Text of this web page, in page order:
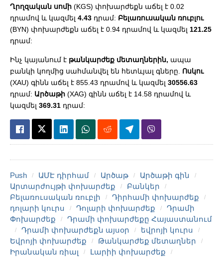
Ղրղզական սոմի (KGS) փոխարժեքն աճել է 0.02
դրամով և կազմել 4.43 դրամ: Բելառուսական ռուբլու
(BYN) փոխարժեքն աճել է 0.94 դրամով և կազմել 121.25
դրամ:
Ինչ կայանում է թանկարժեք մետաղներին, ապա
բանկի կողմից սահմանվել են հետևյալ գները. Ոսկու
(XAU) գինն աճել է 855.43 դրամով և կազմել 30556.63
դրամ: Արծաթի (XAG) գինն աճել է 14.58 դրամով և
կազմել 369.31 դրամ:
Push ԱՄԷ դիրհամ Արծաթ
Արծաթի գին
Արտարժույթի փոխարժեք
Բանկեր
Բելառուսական ռուբլի
Դիրհամի փոխարժեք
դոլարի կուրս
Դոլարի փոխարժեք
Դրամի
Փոխարժեք
Դրամի փոխարժեքը Հայաստանում
Դրամի փոխարժեքն այսօր
եվրոյի կուրս
Եվրոյի փոխարժեք
Թանկարժեք մետաղներ
Իրանական ռիալ
Լարիի փոխարժեք